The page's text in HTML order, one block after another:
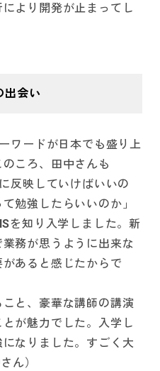
より開発が止まってし
出会い
ワードが日本でも盛り上
ころ、田中さんも
反映していけばいいの
勉強したらいいのか」
を知り入学しました。新
務が思うように出来な
あると感じたからで
こと、豪華な講師の講演
が魅力でした。入学し
なりました。すごく大
ん）